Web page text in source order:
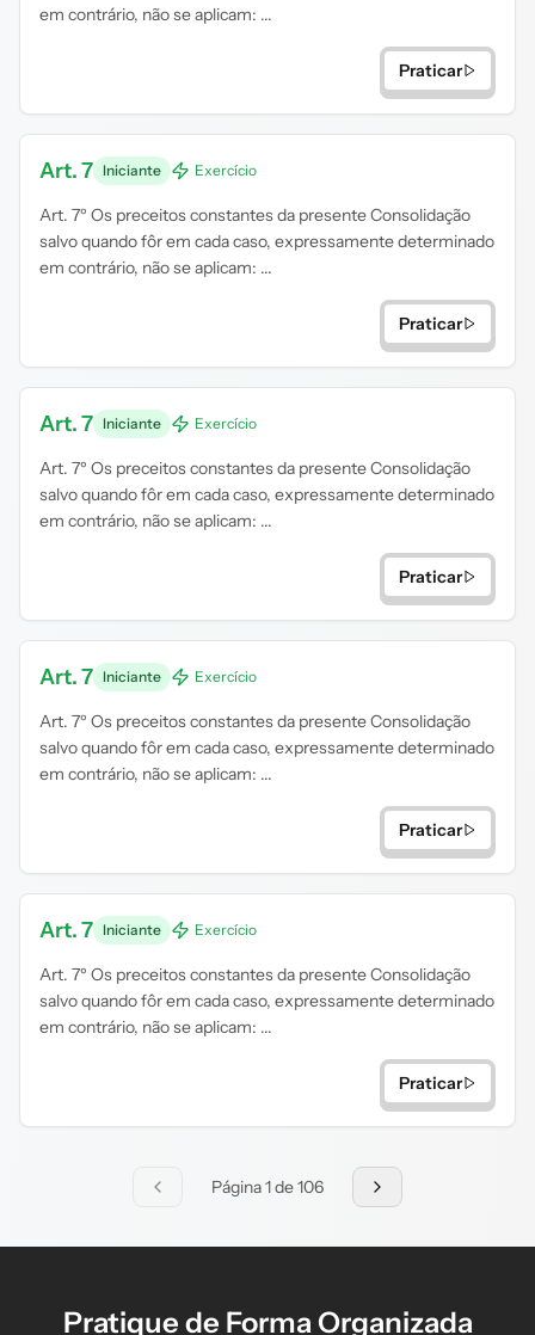
em contrário, não se aplicam: ...
Praticar
Art. 7 Iniciante Exercício
Art. 7º Os preceitos constantes da presente Consolidação
salvo quando fôr em cada caso, expressamente determinado
em contrário, não se aplicam: ...
Praticar
Art. 7 Iniciante Exercício
Art. 7º Os preceitos constantes da presente Consolidação
salvo quando fôr em cada caso, expressamente determinado
em contrário, não se aplicam: ...
Praticar
Art. 7 Iniciante Exercício
Art. 7º Os preceitos constantes da presente Consolidação
salvo quando fôr em cada caso, expressamente determinado
em contrário, não se aplicam: ...
Praticar
Art. 7 Iniciante Exercício
Art. 7º Os preceitos constantes da presente Consolidação
salvo quando fôr em cada caso, expressamente determinado
em contrário, não se aplicam: ...
Praticar
Página 1 de 106
Pratique de Forma Organizada